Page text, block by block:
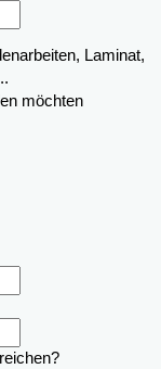
Laminat,
möchten